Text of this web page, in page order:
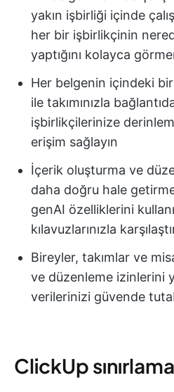
yakın işbirliği içinde
her bir işbirlikçinin
yaptığını kolayca
Her belgenin içindeki
ile takımınızla
işbirlikçilerinize
erişim sağlayın
İçerik oluşturma ve
daha doğru hale
genAI özelliklerini
kılavuzlarınızla
Bireyler, takımlar ve
ve düzenleme izinlerini
verilerinizi güvende
ClickUp